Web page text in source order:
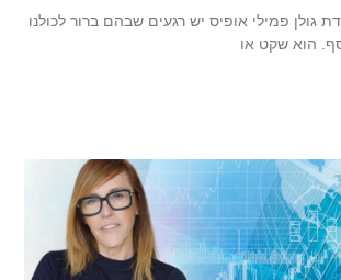
גולן פמילי אופיס יש רגעים שבהם ברור לכולנו
הוא שקט או